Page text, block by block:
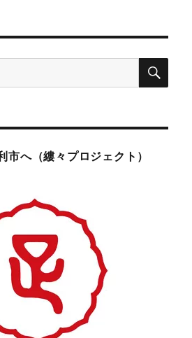
検
市へ（縷々プロジェクト）